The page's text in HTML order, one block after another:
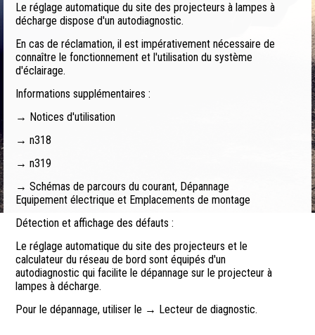
Le réglage automatique du site des projecteurs à lampes à
décharge dispose d'un autodiagnostic.
En cas de réclamation, il est impérativement nécessaire de
connaître le fonctionnement et l'utilisation du système
d'éclairage.
Informations supplémentaires :
→ Notices d'utilisation
→ n318
→ n319
→ Schémas de parcours du courant, Dépannage
Equipement électrique et Emplacements de montage
Détection et affichage des défauts :
Le réglage automatique du site des projecteurs et le
calculateur du réseau de bord sont équipés d'un
autodiagnostic qui facilite le dépannage sur le projecteur à
lampes à décharge.
Pour le dépannage, utiliser le → Lecteur de diagnostic.